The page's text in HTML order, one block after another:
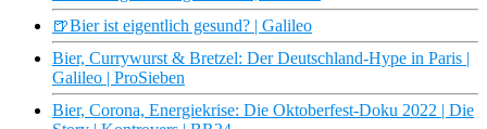
🍺Bier ist eigentlich gesund? | Galileo
Bier, Currywurst & Bretzel: Der Deutschland-Hype in Paris |
Galileo | ProSieben
Bier, Corona, Energiekrise: Die Oktoberfest-Doku 2022 | Die